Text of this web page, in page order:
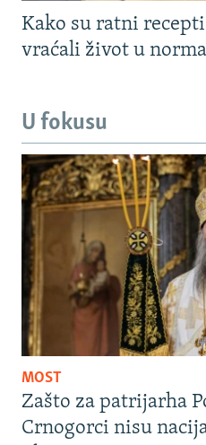
Kako su ratni
vraćali život u
U fokusu
MOST
Zašto za patrijarha
Crnogorci nisu